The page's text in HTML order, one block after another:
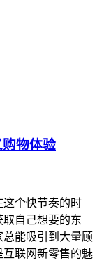
物体验
这个快节奏的时
自己想要的东
能吸引到大量顾
联网新零售的魅